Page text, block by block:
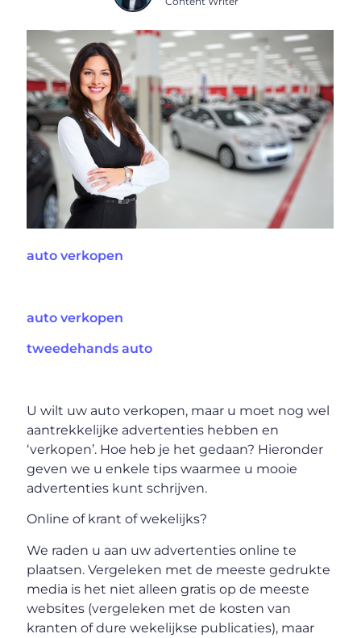
auto verkopen
auto verkopen
tweedehands auto
U wilt uw auto verkopen, maar u moet nog wel
aantrekkelijke advertenties hebben en
‘verkopen’. Hoe heb je het gedaan? Hieronder
geven we u enkele tips waarmee u mooie
advertenties kunt schrijven.
Online of krant of wekelijks?
We raden u aan uw advertenties online te
plaatsen. Vergeleken met de meeste gedrukte
media is het niet alleen gratis op de meeste
websites (vergeleken met de kosten van
kranten of dure wekelijkse publicaties), maar